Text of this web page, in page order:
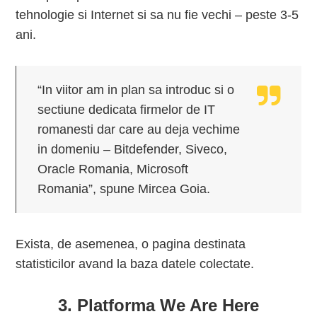
tehnologie si Internet si sa nu fie vechi – peste 3-5
ani.
“In viitor am in plan sa introduc si o
sectiune dedicata firmelor de IT
romanesti dar care au deja vechime
in domeniu – Bitdefender, Siveco,
Oracle Romania, Microsoft
Romania”, spune Mircea Goia.
Exista, de asemenea, o pagina destinata
statisticilor avand la baza datele colectate.
3. Platforma We Are Here